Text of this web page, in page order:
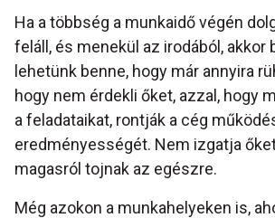
Ha a többség a munkaidő végén
feláll, és menekül az irodából, akkor
lehetünk benne, hogy már annyira
hogy nem érdekli őket, azzal, hogy
a feladataikat, rontják a cég
eredményességét. Nem izgatja
magasról tojnak az egészre.
Még azokon a munkahelyeken is,